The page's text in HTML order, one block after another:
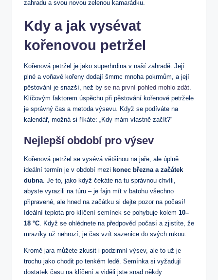
zahradu a svou novou zelenou kamarádku.
Kdy a jak vysévat
kořenovou petržel
Kořenová petržel je jako superhrdina v naší zahradě. Její
plné a voňavé kořeny dodají šmrnc mnoha pokrmům, a její
pěstování je snazší, než by se na první pohled mohlo zdát.
Klíčovým faktorem úspěchu při pěstování kořenové petržele
je správný čas a metoda výsevu. Když se podíváte na
kalendář, možná si říkáte: „Kdy mám vlastně začít?“
Nejlepší období pro výsev
Kořenová petržel se vysévá většinou na jaře, ale úplně
ideální termín je v období mezi konec března a začátek
dubna. Je to, jako když čekáte na tu správnou chvíli,
abyste vyrazili na túru – je fajn mít v batohu všechno
připravené, ale hned na začátku si dejte pozor na počasí!
Ideální teplota pro klíčení semínek se pohybuje kolem 10–
18 °C. Když se ohlédnete na předpověď počasí a zjistíte, že
mrazíky už nehrozí, je čas vzít sazenice do svých rukou.
Kromě jara můžete zkusit i podzimní výsev, ale to už je
trochu jako chodit po tenkém ledě. Semínka si vyžadují
dostatek času na klíčení a viděli jste snad někdy